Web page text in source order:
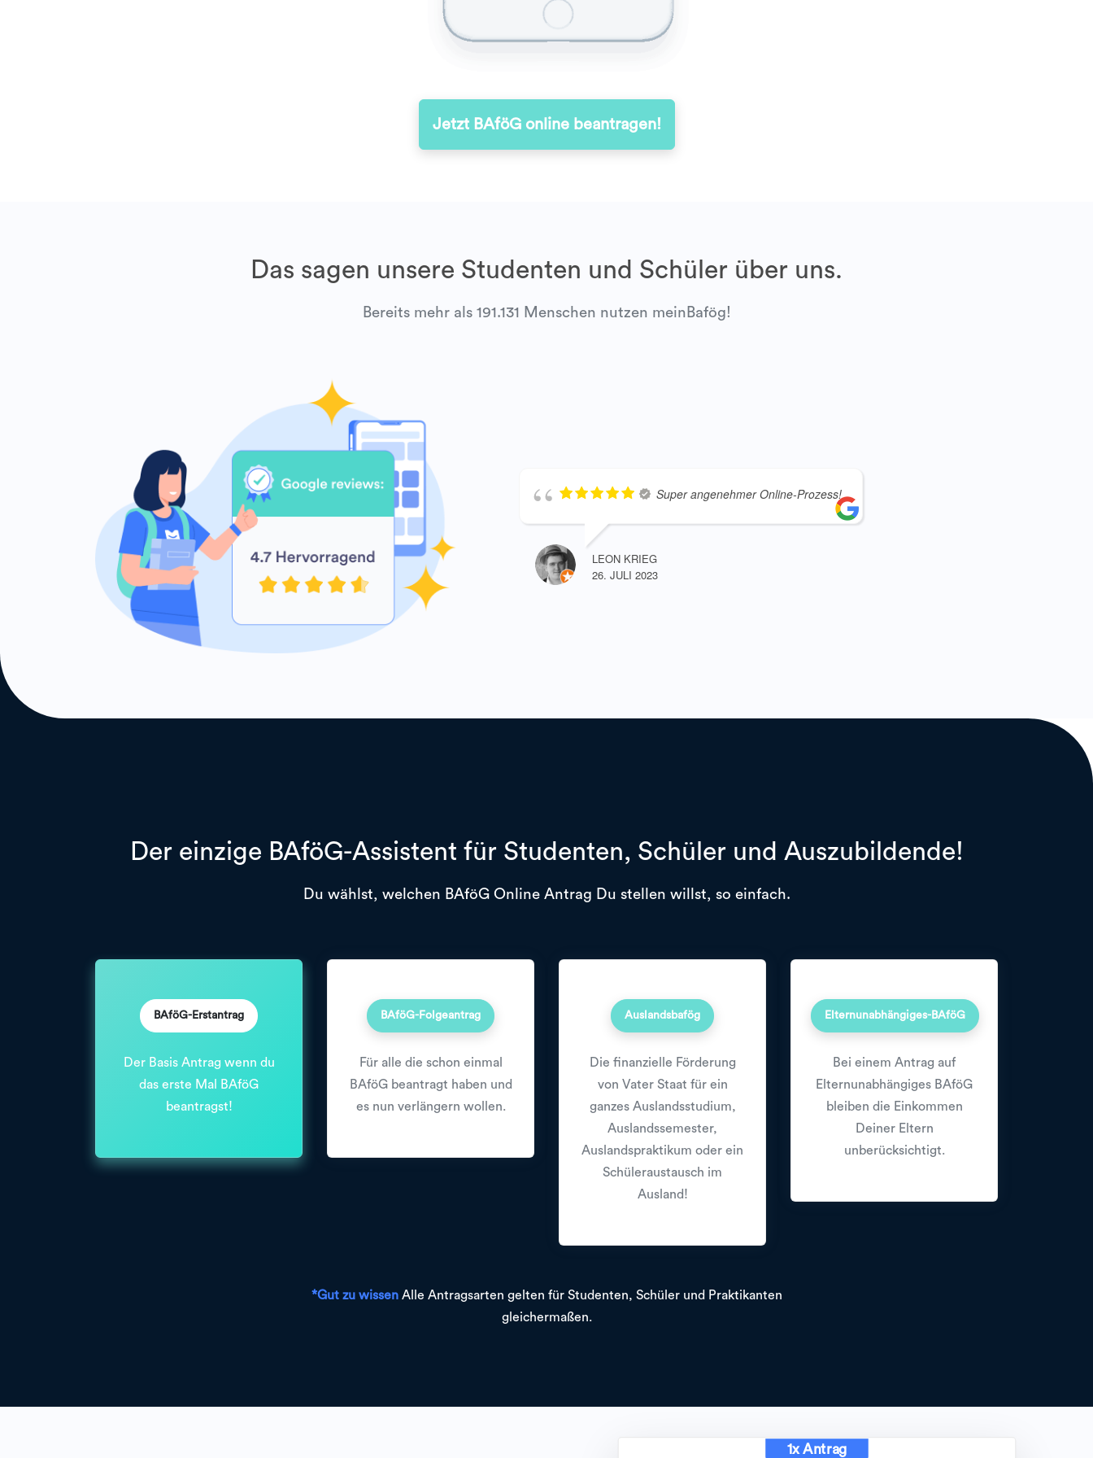
Jetzt BAföG online beantragen!
Das sagen unsere Studenten und Schüler über uns.
Bereits mehr als 191.131 Menschen nutzen meinBafög!
Super angenehmer Online-Prozess!
LEON KRIEG
26. JULI 2023
Der einzige BAföG-Assistent für Studenten, Schüler und Auszubildende!
Du wählst, welchen BAföG Online Antrag Du stellen willst, so einfach.
BAföG-Erstantrag
Der Basis Antrag wenn du
das erste Mal BAföG
beantragst!
BAföG-Folgeantrag
Für alle die schon einmal
BAföG beantragt haben und
es nun verlängern wollen.
Auslandsbafög
Die finanzielle Förderung
von Vater Staat für ein
ganzes Auslandsstudium,
Auslandssemester,
Auslandspraktikum oder ein
Schüleraustausch im
Ausland!
Elternunabhängiges-BAföG
Bei einem Antrag auf
Elternunabhängiges BAföG
bleiben die Einkommen
Deiner Eltern
unberücksichtigt.
*Gut zu wissenAlle Antragsarten gelten für Studenten, Schüler und Praktikanten
gleichermaßen.
1x Antrag